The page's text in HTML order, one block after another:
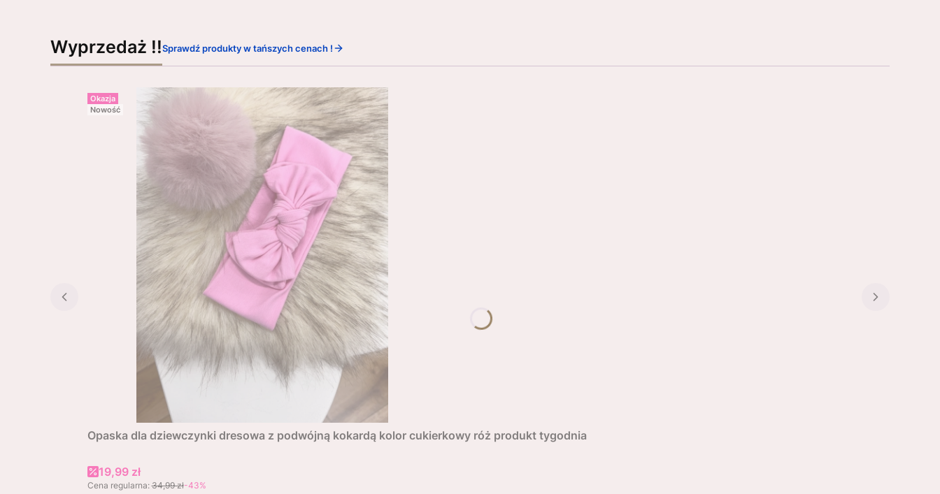
Wyprzedaż !!Sprawdź produkty w tańszych cenach !
Okazja
Nowość
Opaska dla dziewczynki dresowa z podwójną kokardą kolor cukierkowy róż produkt tygodnia
Cena promocyjna
19,99 zł
Cena regularna: 34,99 zł-43%